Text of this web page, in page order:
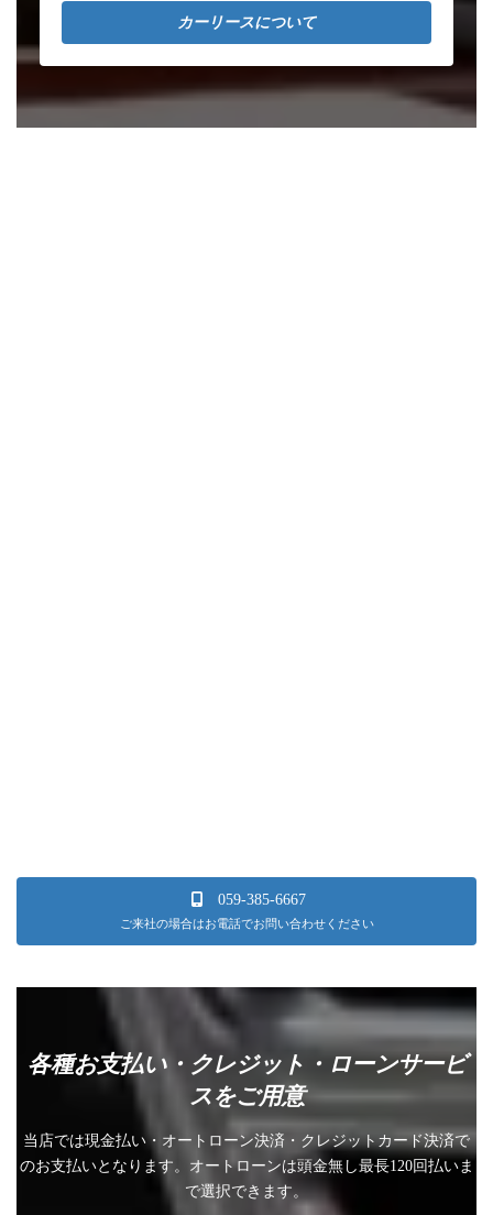
カーリースについて
059-385-6667
ご来社の場合はお電話でお問い合わせください
各種お支払い・クレジット・ローンサービ
スをご用意
当店では現金払い・オートローン決済・クレジットカード決済で
のお支払いとなります。オートローンは頭金無し最長120回払いま
で選択できます。